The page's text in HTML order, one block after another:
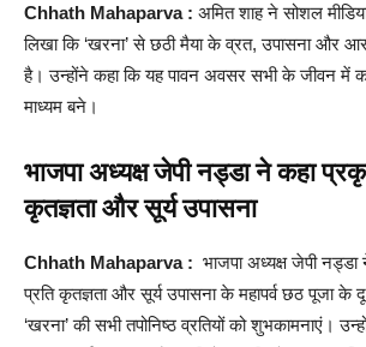
Chhath Mahaparva : अमित शाह ने सोशल
लिखा कि ‘खरना’ से छठी मैया के व्रत, उपासना और
है। उन्होंने कहा कि यह पावन अवसर सभी के जीवन में
माध्यम बने।
भाजपा अध्यक्ष जेपी नड्डा ने कहा
कृतज्ञता और सूर्य उपासना
Chhath Mahaparva : भाजपा अध्यक्ष जेपी
प्रति कृतज्ञता और सूर्य उपासना के महापर्व छठ पूजा
‘खरना’ की सभी तपोनिष्ठ व्रतियों को शुभकामनाएं।